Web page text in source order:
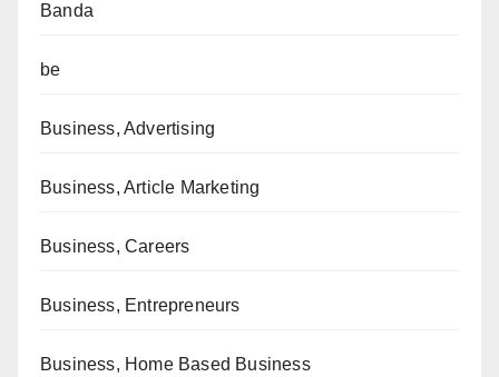
Banda
be
Business, Advertising
Business, Article Marketing
Business, Careers
Business, Entrepreneurs
Business, Home Based Business